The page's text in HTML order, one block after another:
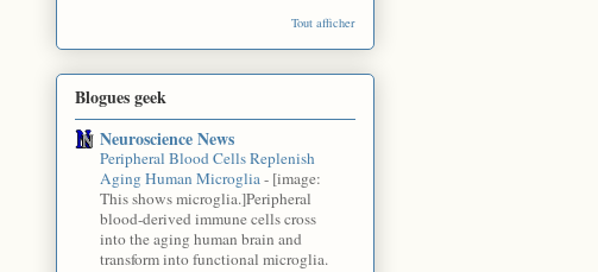
Tout afficher
Blogues geek
Neuroscience News
Peripheral Blood Cells Replenish
Aging Human Microglia- [image:
This shows microglia.]Peripheral
blood-derived immune cells cross
into the aging human brain and
transform into functional microglia.